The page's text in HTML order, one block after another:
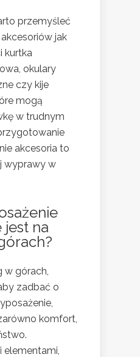
przemyśleć
jak
kurtka
okulary
czy kije
mogą
w trudnym
akcesoria to
wyprawy w
na
w górach,
zadbać o
komfort,
elementami,